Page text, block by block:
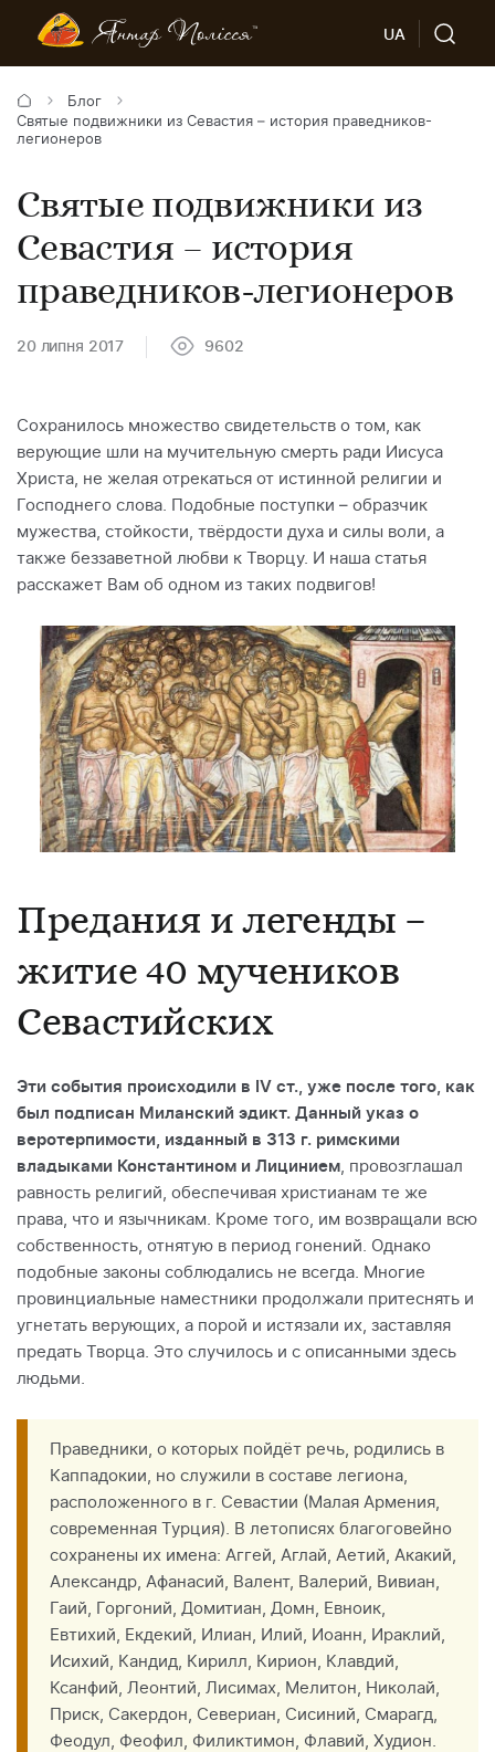
UA
Блог
Святые подвижники из Севастия – история праведников-
легионеров
Святые подвижники из
Севастия – история
праведников-легионеров
20 липня 2017 9602
Сохранилось множество свидетельств о том, как
верующие шли на мучительную смерть ради Иисуса
Христа, не желая отрекаться от истинной религии и
Господнего слова. Подобные поступки – образчик
мужества, стойкости, твёрдости духа и силы воли, а
также беззаветной любви к Творцу. И наша статья
расскажет Вам об одном из таких подвигов!
Предания и легенды –
житие 40 мучеников
Севастийских
Эти события происходили в IV ст., уже после того, как
был подписан Миланский эдикт. Данный указ о
веротерпимости, изданный в 313 г. римскими
владыками Константином и Лицинием, провозглашал
равность религий, обеспечивая христианам те же
права, что и язычникам. Кроме того, им возвращали всю
собственность, отнятую в период гонений. Однако
подобные законы соблюдались не всегда. Многие
провинциальные наместники продолжали притеснять и
угнетать верующих, а порой и истязали их, заставляя
предать Творца. Это случилось и с описанными здесь
людьми.
Праведники, о которых пойдёт речь, родились в
Каппадокии, но служили в составе легиона,
расположенного в г. Севастии (Малая Армения,
современная Турция). В летописях благоговейно
сохранены их имена: Аггей, Аглай, Аетий, Акакий,
Александр, Афанасий, Валент, Валерий, Вивиан,
Гаий, Горгоний, Домитиан, Домн, Евноик,
Евтихий, Екдекий, Илиан, Илий, Иоанн, Ираклий,
Исихий, Кандид, Кирилл, Кирион, Клавдий,
Ксанфий, Леонтий, Лисимах, Мелитон, Николай,
Приск, Сакердон, Севериан, Сисиний, Смарагд,
Феодул, Феофил, Филиктимон, Флавий, Худион.